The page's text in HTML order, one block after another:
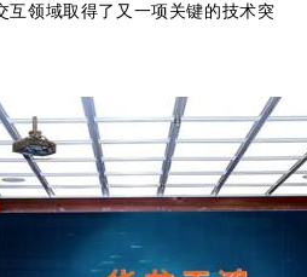
互领域取得了又一项关键的技术突